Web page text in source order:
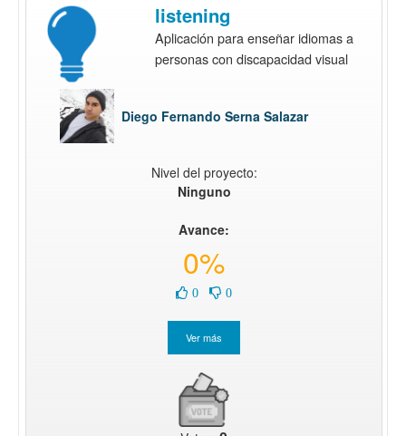
listening
Aplicación para enseñar idiomas a
personas con discapacidad visual
Diego Fernando Serna Salazar
Nivel del proyecto:
Ninguno
Avance:
0%
0 0